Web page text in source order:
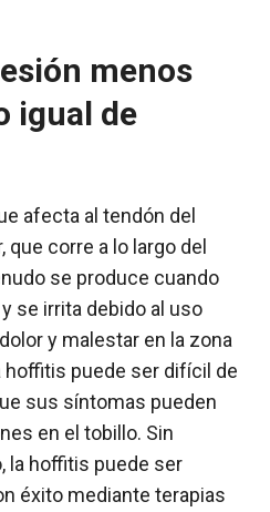
menos
igual de
afecta al tendón del
corre a lo largo del
se produce cuando
se irrita debido al uso
y malestar en la zona
hoffitis puede ser difícil de
sus síntomas pueden
en el tobillo. Sin
la hoffitis puede ser
éxito mediante terapias